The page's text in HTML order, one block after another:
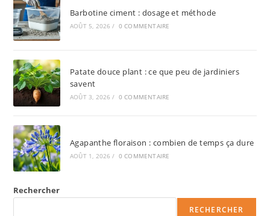
Barbotine ciment : dosage et méthode
AOÛT 5, 2026 / 0 COMMENTAIRE
Patate douce plant : ce que peu de jardiniers
savent
AOÛT 3, 2026 / 0 COMMENTAIRE
Agapanthe floraison : combien de temps ça dure
AOÛT 1, 2026 / 0 COMMENTAIRE
Rechercher
RECHERCHER